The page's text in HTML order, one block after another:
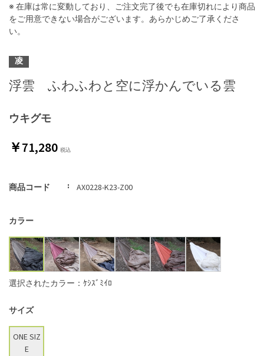
※ 在庫は常に変動しており、ご注文完了後でも在庫切れにより商品
をご用意できない場合がございます。あらかじめご了承くださ
い。
ウキグモ
凌
浮雲 ふわふわと空に浮かんでいる雲
￥71,280
商品コード AX0228-K23-Z00
カラー
選択されたカラー：ｹｼｽﾞﾐｲﾛ
サイズ
ONE SIZ
E